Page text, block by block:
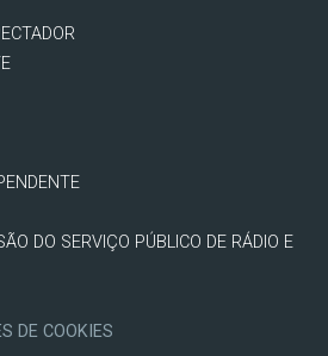
DO SERVIÇO PÚBLICO DE RÁDIO E
DE COOKIES